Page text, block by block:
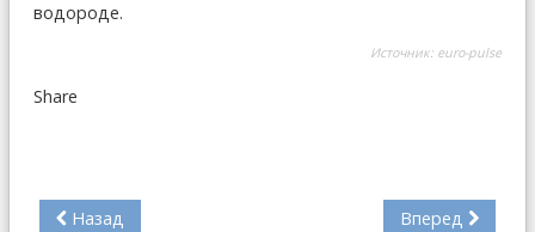
водороде.
Источник: euro-pulse
Share
Назад Вперед